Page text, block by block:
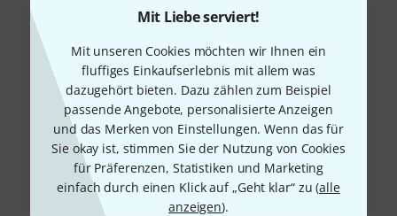
Mit Liebe serviert!
Mit unseren Cookies möchten wir Ihnen ein
fluffiges Einkaufserlebnis mit allem was
dazugehört bieten. Dazu zählen zum Beispiel
passende Angebote, personalisierte Anzeigen
und das Merken von Einstellungen. Wenn das für
Sie okay ist, stimmen Sie der Nutzung von Cookies
für Präferenzen, Statistiken und Marketing
einfach durch einen Klick auf „Geht klar“ zu (alle
anzeigen).
Testbericht
OBNE Beam Splitter